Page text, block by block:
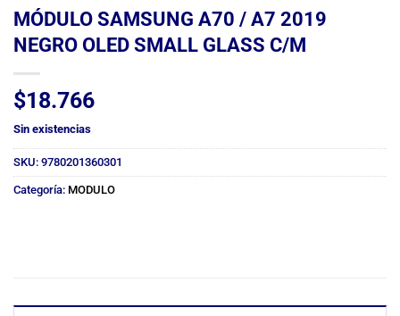
MÓDULO SAMSUNG A70 / A7 2019
NEGRO OLED SMALL GLASS C/M
$18.766
Sin existencias
SKU: 9780201360301
Categoría: MODULO